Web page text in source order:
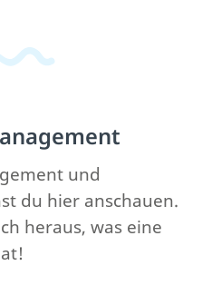
und
du hier anschauen.
heraus, was eine